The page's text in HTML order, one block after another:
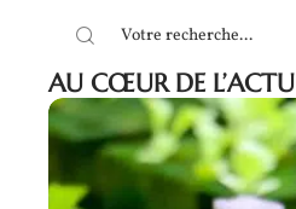
AU CŒUR DE L’ACTU